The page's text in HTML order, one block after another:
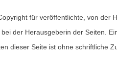
für veröffentlichte, von der
der Herausgeberin der Seiten.
dieser Seite ist ohne schriftliche